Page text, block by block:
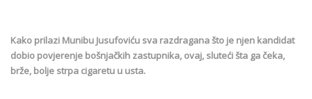
Kako prilazi Munibu Jusufoviću sva razdragana što je njen kandidat
dobio povjerenje bošnjačkih zastupnika, ovaj, sluteći šta ga čeka,
brže, bolje strpa cigaretu u usta.